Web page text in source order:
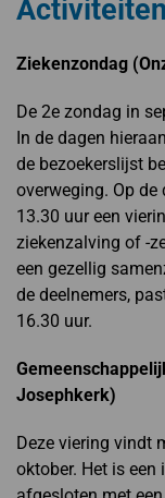
Activiteiten
Ziekenzondag
De 2e zondag in
In de dagen
de bezoekerslijst
overweging. Op
13.30 uur een
ziekenzalving of -
een gezellig
de deelnemers,
16.30 uur.
Josephkerk)
Deze viering vindt
oktober. Het is